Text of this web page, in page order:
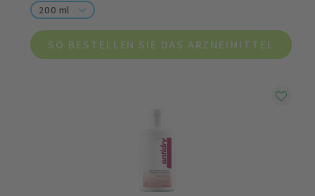
200 ml
SO BESTELLEN SIE DAS ARZNEIMITTEL